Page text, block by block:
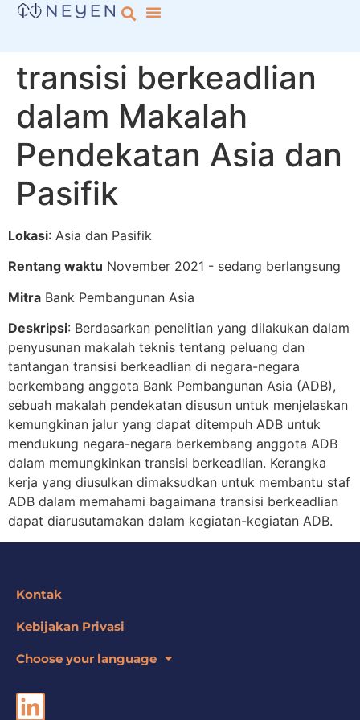
transisi berkeadlian
dalam Makalah
Pendekatan Asia dan
Pasifik
Lokasi: Asia dan Pasifik
Rentang waktu November 2021 - sedang berlangsung
Mitra Bank Pembangunan Asia
Deskripsi: Berdasarkan penelitian yang dilakukan dalam
penyusunan makalah teknis tentang peluang dan
tantangan transisi berkeadlian di negara-negara
berkembang anggota Bank Pembangunan Asia (ADB),
sebuah makalah pendekatan disusun untuk menjelaskan
kemungkinan jalur yang dapat ditempuh ADB untuk
mendukung negara-negara berkembang anggota ADB
dalam memungkinkan transisi berkeadlian. Kerangka
kerja yang diusulkan dimaksudkan untuk membantu staf
ADB dalam memahami bagaimana transisi berkeadlian
dapat diarusutamakan dalam kegiatan-kegiatan ADB.
Kontak
Kebijakan Privasi
Choose your language